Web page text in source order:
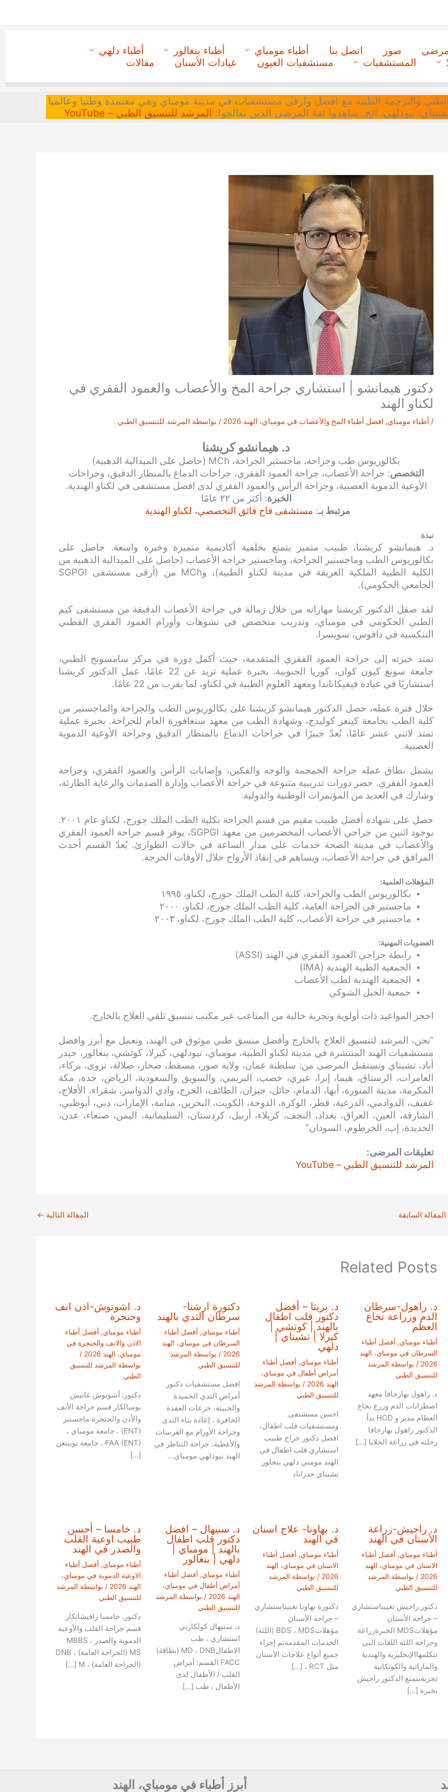
صور اتصل بنا أطباء مومباي أطباء بنغالور
أطباء دلهي
المستشفيات مستشفيات العيون عيادات الأسنان مقالات
الطبي والترجمة الطبية مع افضل وارقى مستشفيات في مدينة مومباي وهي معتمدة وطنيا وعالميا
تشيناي، نيودلهي، الخ. شاهدوا ثقة المرضى الذين تعالجوا: المرشد للتنسيق الطبي – YouTube
دكتور هيمانشو | استشاري جراحة المخ والأعصاب والعمود الفقري في
لكناو الهند
/ أطباء مومباي, افضل أطباء المخ والأعصاب في مومباي، الهند 2026 / بواسطة المرشد للتنسيق الطبي
د. هيمانشو كريشنا
بكالوريوس طب وجراحة، ماجستير الجراحة، MCh (حاصل على الميدالية الذهبية)
التخصص: جراحة الأعصاب، جراحة العمود الفقري، جراحات الدماغ بالمنظار الدقيق، وجراحات
الأوعية الدموية العصبية، وجراحة الرأس والعمود الفقري لدى افضل مستشفى في لكناو الهندية.
الخبرة: أكثر من ٢٢ عامًا
مرتبط بـ: مستشفى فاح فائق التخصصي، لكناو الهندية
نبذة
د. هيمانشو كريشنا، طبيب متميز يتمتع بخلفية أكاديمية متميزة وخبرة واسعة. حاصل على
بكالوريوس الطب وماجستير الجراحة، وماجستير جراحة الأعصاب (حاصل على الميدالية الذهبية من
الكلية الطبية الملكية العريقة في مدينة لكناو الطبية)، وMCh من (أرقى مستشفى SGPGI
الجامعي الحكومي).
لقد صقل الدكتور كريشنا مهاراته من خلال زمالة في جراحة الأعصاب الدقيقة من مستشفى كيم
الطبي الحكومي في مومباي، وتدريب متخصص في تشوهات وأورام العمود الفقري القطني
التنكسية في دافوس، سويسرا.
تمتد خبرته إلى جراحة العمود الفقري المتقدمة، حيث أكمل دورة في مركز سامسونج الطبي،
جامعة سونغ كيون كوان، كوريا الجنوبية. بخبرة عملية تزيد عن 22 عامًا، عمل الدكتور كريشنا
استشاريًا في عيادة فيفيكاناندا ومعهد العلوم الطبية في لكناو، لما يقرب من 22 عامًا.
خلال فترة عمله، حصل الدكتور هيمانشو كريشنا على بكالوريوس الطب والجراحة والماجستير من
كلية الطب بجامعة كينغز كوليدج، وشهادة الطب من معهد سنغافورة العام للجراحة. بخبرة عملية
تمتد لاثني عشر عامًا، يُعدّ خبيرًا في جراحات الدماغ بالمنظار الدقيق وجراحة الأوعية الدموية
العصبية.
يشمل نطاق عمله جراحة الجمجمة والوجه والفكين، وإصابات الرأس والعمود الفقري، وجراحة
العمود الفقري. حضر دورات تدريبية متنوعة في جراحة الأعصاب وإدارة الصدمات والرعاية الطارئة،
وشارك في العديد من المؤتمرات الوطنية والدولية.
حصل على شهادة أفضل طبيب مقيم من قسم الجراحة بكلية الطب الملك جورج، لكناو عام ٢٠٠١.
بوجود اثنين من جراحي الأعصاب المخضرمين من معهد SGPGI، يوفر قسم جراحة العمود الفقري
والأعصاب في مدينة الصحة خدمات على مدار الساعة في حالات الطوارئ. يُعدّ القسم أحدث
المرافق في جراحة الأعصاب، ويساهم في إنقاذ الأرواح خلال الأوقات الحرجة.
المؤهلات العلمية:
بكالوريوس الطب والجراحة، كلية الطب الملك جورج، لكناو، ١٩٩٥
ماجستير في الجراحة العامة، كلية الطب الملك جورج، لكناو، ٢٠٠٠
ماجستير في جراحة الأعصاب، كلية الطب الملك جورج، لكناو، ٢٠٠٣
العضويات المهنية:
رابطة جراحي العمود الفقري في الهند (ASSI)
الجمعية الطبية الهندية (IMA)
الجمعية الهندية لطب الأعصاب
جمعية الحبل الشوكي
احجز المواعيد ذات أولوية وتجربة خالية من المتاعب عبر مكتب تنسيق تلقي العلاج بالخارج.
“نحن، المرشد لتنسيق العلاج بالخارج وأفضل منسق طبي موثوق في الهند، ونعمل مع أبرز وافضل
مستشفيات الهند المنتشرة في مدينة لكناو الطبية، مومباي، نيودلهي، كيرلا، كوتشي، بنغالور، حيدر
أباد، تشيناي ونستقبل المرضى من: سلطنة عمان، ولاية صور، مسقط، صحار، صلالة، نزوى، بركاء،
العامرات، الرستاق، هيما، إبرا، عبري، خصب، البريمي، والسويق والسعودية، الرياض، جدة، مكة
المكرمة، مدينة المنورة، أبها، الدمام، حائل، جيزان، الطائف، الخرج، وادي الدواسر، شقراء، الأفلاج،
عفيف، الدوادمي، الدرعية، قطر، الوكرة، الدوحة، الكويت، البحرين، منامة، الإمارات، دبي، أبوظبي،
الشارقة، العين، العراق، بغداد، النجف، كربلاء، أربيل، كردستان، السليمانية، اليمن، صنعاء، عدن،
الحديدة، إب، الخرطوم، السودان”
تعليقات المرضى:
المرشد للتنسيق الطبي – YouTube
المقالة السابقة المقالة التالية ←
Related Posts
د. راهول-سرطان
الدم وزراعة نخاع
العظم
أطباء مومباي, أفضل أطباء
السرطان في مومباي، الهند
2026 / بواسطة المرشد
للتنسيق الطبي
د. راهول بهارجافا معهد
اضطرابات الدم وزرع نخاع
العظام مدير و HOD بدأ
الدكتور راهول بهارجافا
رحلته في زراعة الخلايا […]
د. بريثا – أفضل
دكتور قلب اطفال
بالهند | كوتشي |
كيرلا | تشيناي |
دلهي
أطباء مومباي, أفضل أطباء
أمراض أطفال في مومباي،
الهند 2026
/ بواسطة المرشد
للتنسيق الطبي
احسن مسشتفى
ومستشفيات قلب اطفال،
افضل دكتور جراح طبيب
استشاري قلب اطفال في
الهند مومبي دلهي بنجلور
تشيناي حدراباد
دكتورة ارشنا-
سرطان الثدي بالهند
أطباء مومباي, أفضل أطباء
السرطان في مومباي، الهند
2026 / بواسطة المرشد
للتنسيق الطبي
افضل مستشفيات دكتور
أمراض الثدي الحميدة
والخبيثة، خزعات العقدة
الخافرة ، إعادة بناء الثدي
وجراحة الأورام مع الغرسات
والأغطية، جراحة التناظر في
الهند نيودلهي مومباي…
د. اشوتوش-اذن انف
وحنجرة
أطباء مومباي, أفضل أطباء
الاذن والانف والحنجرة في
مومباي، الهند 2026
/
بواسطة المرشد للتنسيق
الطبي
دكتور. أشوتوش غانيش
بوسالكار قسم جراحة الأنف
والأذن والحنجرة ماجستير
(ENT) ، جامعة مومباي ،
FAA (ENT) ، جامعة توبينغن
[…]
د. راجيش-زراعة
الأسنان في الهند
أطباء مومباي, أفضل أطباء
الاسنان في مومباي، الهند
2026 / بواسطة المرشد
للتنسيق الطبي
دكتور راجيش تعييناستشاري
– جراحة الأسنان
مؤهلاتMDS الخبرةزراعة
وجراحة اللثة اللغات التي
تتكلمهاالإنجليزية والهندية
والماراثية والكونكانية
تجربةيتمتع الدكتور راجيش
بخبرة […]
د. بهاونا- علاج اسنان
في الهند
أطباء مومباي, أفضل أطباء
الاسنان في مومباي، الهند
2026 / بواسطة المرشد
للتنسيق الطبي
دكتورة بهاونا تعييناستشاري
– جراحة الأسنان
مؤهلاتBDS ، MDS (اللثة)
الخدمات المقدمةتم إجراء
جميع أنواع علاجات الأسنان
مثل RCT ، […]
د. سنيهال – افضل
دكتور قلب اطفال
بالهند | مومباي |
دلهي | بنغالور
أطباء مومباي, أفضل أطباء
أمراض أطفال في مومباي،
الهند 2026
/ بواسطة المرشد
للتنسيق الطبي
د. سنيهال كولكارني
استشاري ، طب
الاطفالMD ، DNB (بطاقة)
FACC القسم: أمراض
القلب / الأطفال لدى
الأطفال ، طب […]
د. خامسا – أحسن
طبيب اوعية القلب
والصدر في الهند
أطباء مومباي, أفضل أطباء
الاوعية الدموية في مومباي،
الهند 2026
/ بواسطة المرشد
للتنسيق الطبي
دكتور. خامسا رافيشانكار
قسم جراحة القلب والأوعية
الدموية والصدر MBBS ،
MS (الجراحة العامة) ، DNB
(الجراحة العامة) ، M […]
أبرز أطباء في مومباي، الهند